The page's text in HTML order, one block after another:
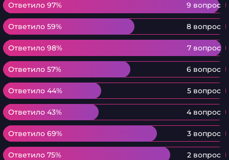
Ответило 97% 9 вопрос
Ответило 97%
Ответило 59% 8 вопрос
Ответило 59%
Ответило 98% 7 вопрос
Ответило 98%
Ответило 57% 6 вопрос
Ответило 57%
Ответило 44% 5 вопрос
Ответило 44%
Ответило 43% 4 вопрос
Ответило 43%
Ответило 69% 3 вопрос
Ответило 69%
Ответило 75% 2 вопрос
Ответило 75%